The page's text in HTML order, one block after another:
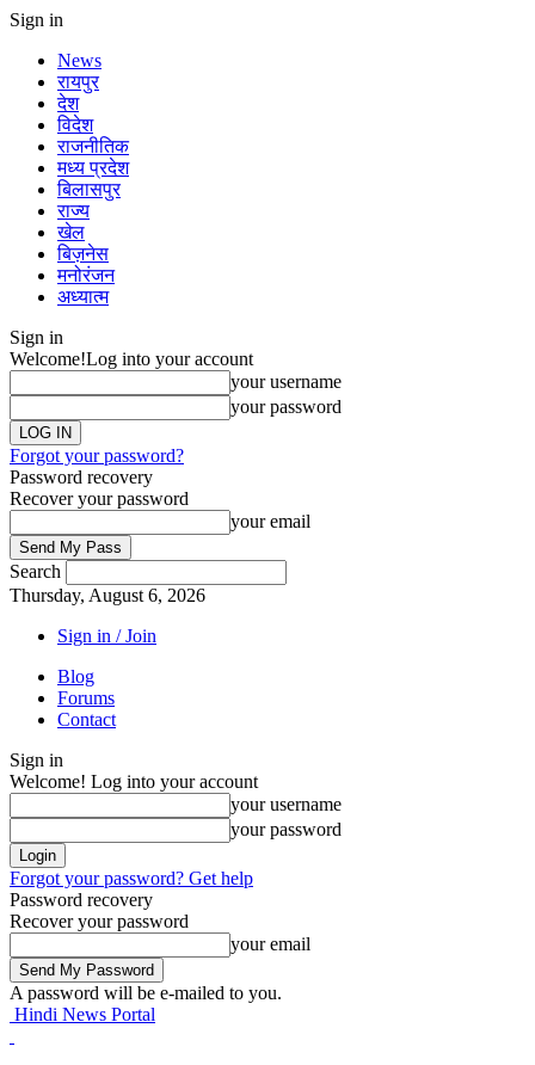
Sign in
News
रायपुर
देश
विदेश
राजनीतिक
मध्य प्रदेश
बिलासपुर
राज्य
खेल
बिज़नेस
मनोरंजन
अध्यात्म
Sign in
Welcome!Log into your account
your username
your password
Forgot your password?
Password recovery
Recover your password
your email
Search
Thursday, August 6, 2026
Sign in / Join
Blog
Forums
Contact
Sign in
Welcome! Log into your account
your username
your password
Forgot your password? Get help
Password recovery
Recover your password
your email
A password will be e-mailed to you.
Hindi News Portal